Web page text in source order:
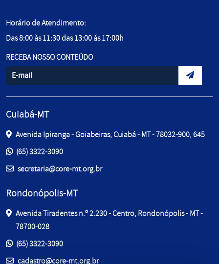
Horário de Atendimento:
Das 8:00 às 11:30 das 13:00 ás 17:00h
RECEBA NOSSO CONTEÚDO
Informe seu e-mail
Envidar
Cuiabá-MT
Avenida Ipiranga - Goiabeiras, Cuiabá - MT - 78032-900, 645
Entre em contato pelos telefones:
(65) 3322-3090
E-mail:secretaria@core-mt.org.br
Rondonópolis-MT
Avenida Tiradentes n.º 2.230 - Centro, Rondonópolis - MT -
78700-028
Entre em contato pelos telefones:
(65) 3322-3090
E-mail:cadastro@core-mt.org.br